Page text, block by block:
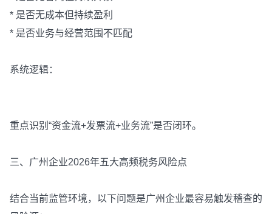
* 是否无成本但持续盈利
* 是否业务与经营范围不匹配
系统逻辑：
重点识别“资金流+发票流+业务流”是否闭环。
三、广州企业2026年五大高频税务风险点
结合当前监管环境，以下问题是广州企业最容易触发稽查的